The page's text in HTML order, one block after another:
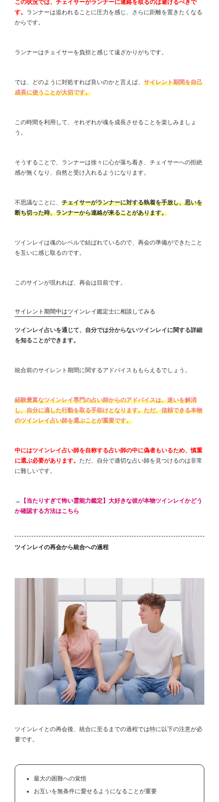
この状況では、チェイサーがランナーに連絡を取るのは避けるべきで
す。 ランナーは追われることに圧力を感じ、さらに距離を置きたくなる
からです。
ランナーはチェイサーを負担と感じて遠ざかりがちです。
では、どのように対処すれば良いのかと言えば、 サイレント期間を自己
成長に使うことが大切です。
この時間を利用して、それぞれが魂を成長させることを楽しみましょ
う。
そうすることで、ランナーは徐々に心が落ち着き、チェイサーへの拒絶
感が無くなり、自然と受け入れるようになります。
不思議なことに、 チェイサーがランナーに対する執着を手放し、思いを
断ち切った時、ランナーから連絡が来ることがあります。
ツインレイは魂のレベルで結ばれているので、再会の準備ができたこと
を互いに感じ取るのです。
このサインが現れれば、再会は目前です。
サイレント期間中はツインレイ鑑定士に相談してみる
ツインレイ占いを通じて、自分では分からないツインレイに関する詳細
を知ることができます。
統合前のサイレント期間に関するアドバイスももらえるでしょう。
経験豊富なツインレイ専門の占い師からのアドバイスは、迷いを解消
し、自分に適した行動を取る手助けとなります。ただ、信頼できる本物
のツインレイ占い師を選ぶことが重要です。
中にはツインレイ占い師を自称する占い師の中に偽者もいるため、慎重
に選ぶ必要があります。 ただ、自分で適切な占い師を見つけるのは非常
に難しいです。
→
【当たりすぎて怖い霊能力鑑定】大好きな彼が本物ツインレイかどう
か確認する方法はこちら
ツインレイの再会から統合への過程
ツインレイとの再会後、統合に至るまでの過程では特に以下の注意が必
要です。
最大の困難への覚悟
お互いを無条件に愛せるようになることが重要